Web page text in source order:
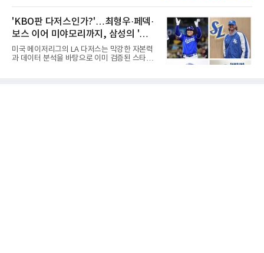
프로야구에서도 성공하며 한국 선수의 해외 진
출 가능성을 보여준 상징적인 존
거액을 벌었던 푸이그가 연방 사건 선고를 앞두
고 파산보호를 신청했다.푸이그는 최근 미국 플
로리다 파산 법원에 챕터11 파산보호 신청을 냈
다. 챕터11은 기업이나 개인이 채권자들과 협의
를 통해 재정 구조를 재편할 수 있도록 돕는 제도
다.미 매체들에 따르면 푸이그의 자산 규모는
1000만~5000만 달러(약 146억~730억 원), 부
'KBO판 다저스인가?'…최형우·페덱·
보스 이어 미야모리까지, 삼성의 '스펙
만렙' 승부수
미국 메이저리그의 LA 다저스는 막강한 자본력
과 데이터 분석을 바탕으로 이미 검증된 스타들